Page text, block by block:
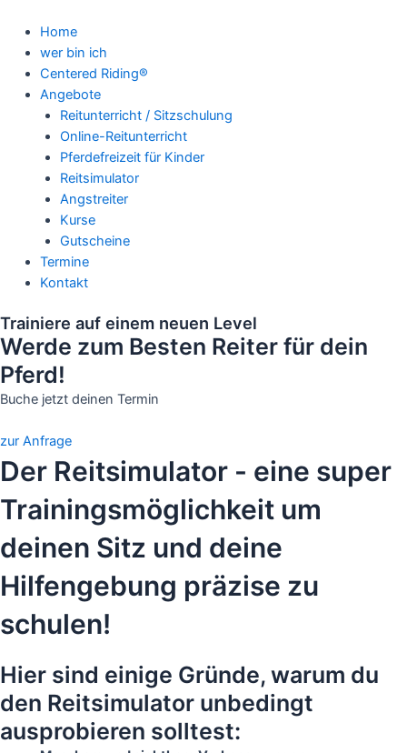
Home
wer bin ich
Centered Riding®
Angebote
Reitunterricht / Sitzschulung
Online-Reitunterricht
Pferdefreizeit für Kinder
Reitsimulator
Angstreiter
Kurse
Gutscheine
Termine
Kontakt
Trainiere auf einem neuen Level
Werde zum Besten Reiter für dein
Pferd!
Buche jetzt deinen Termin
zur Anfrage
Der Reitsimulator - eine super
Trainingsmöglichkeit um
deinen Sitz und deine
Hilfengebung präzise zu
schulen!
Hier sind einige Gründe, warum du
den Reitsimulator unbedingt
ausprobieren solltest: